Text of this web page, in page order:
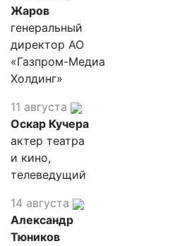
Жаров
генеральный
директор АО
«Газпром-Медиа
Холдинг»
11 августа
Оскар Кучера
актер театра
и кино,
телеведущий
14 августа
Александр
Тюников